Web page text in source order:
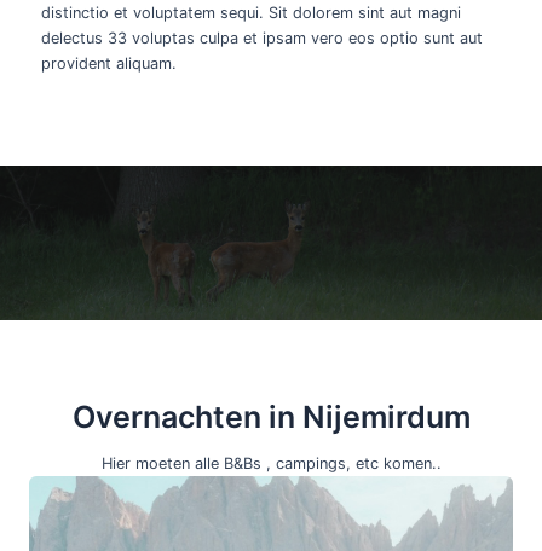
distinctio et voluptatem sequi. Sit dolorem sint aut magni
delectus 33 voluptas culpa et ipsam vero eos optio sunt aut
provident aliquam.
Overnachten in Nijemirdum
Hier moeten alle B&Bs , campings, etc komen..